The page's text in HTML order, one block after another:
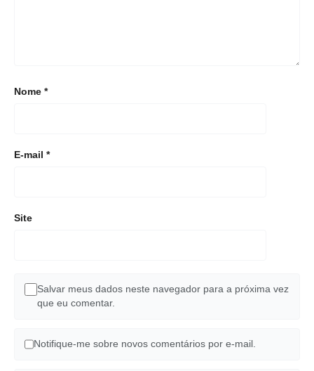
Nome *
E-mail *
Site
Salvar meus dados neste navegador para a próxima vez
que eu comentar.
Notifique-me sobre novos comentários por e-mail.